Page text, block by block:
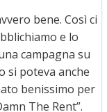
bene. Così ci
e lo
campagna su
si poteva anche
benissimo per
The Rent”.